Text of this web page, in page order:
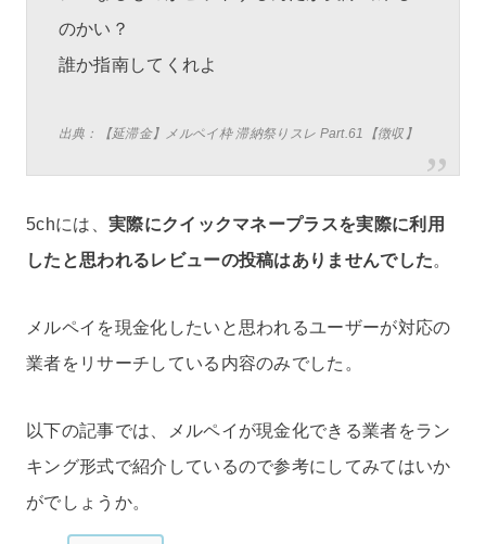
のかい？
誰か指南してくれよ
出典：【延滞金】メルペイ枠 滞納祭りスレ Part.61【徴収】
5chには、 実際にクイックマネープラスを実際に利用
したと思われるレビューの投稿はありませんでした。
メルペイを現金化したいと思われるユーザーが対応の
業者をリサーチしている内容のみでした。
以下の記事では、メルペイが現金化できる業者をラン
キング形式で紹介しているので参考にしてみてはいか
がでしょうか。